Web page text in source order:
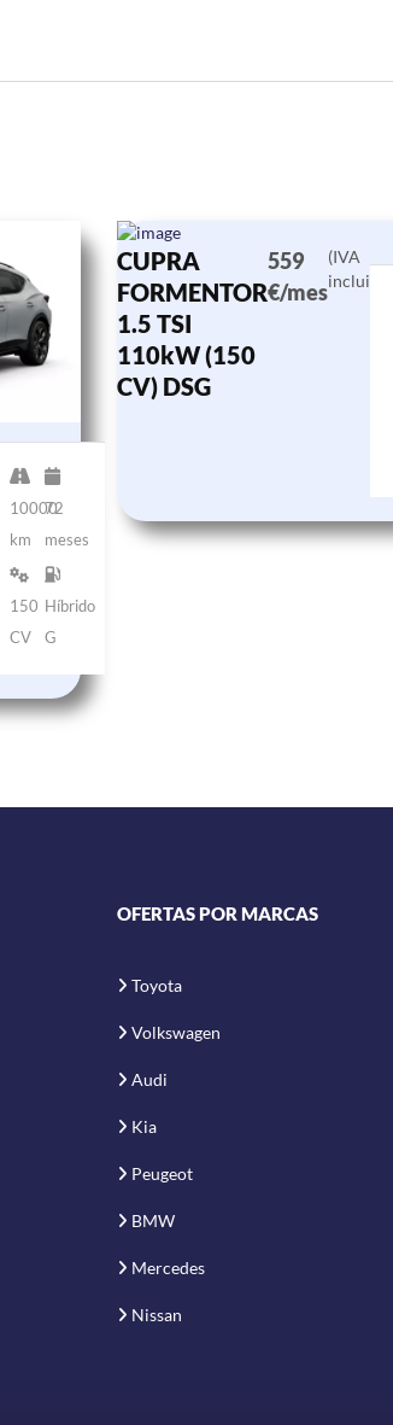
10000
km
72
meses
150
CV
Híbrido
G
CUPRA
FORMENTOR
1.5 TSI
110kW (150
CV) DSG
559
€/mes
(IVA
incluido)
OFERTAS POR MARCAS
Toyota
Volkswagen
Audi
Kia
Peugeot
BMW
Mercedes
Nissan